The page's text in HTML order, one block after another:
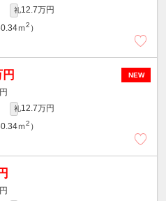
礼12.7万円
ｍ2 ）
NEW
礼12.7万円
ｍ2 ）